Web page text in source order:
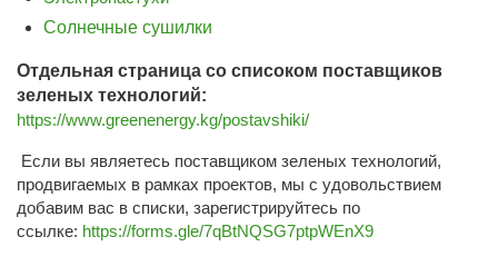
Солнечные сушилки
Отдельная страница со списоком поставщиков
зеленых технологий:
https://www.greenenergy.kg/postavshiki/
Если вы являетесь поставщиком зеленых технологий,
продвигаемых в рамках проектов, мы с удовольствием
добавим вас в списки, зарегистрируйтесь по
ссылке: https://forms.gle/7qBtNQSG7ptpWEnX9